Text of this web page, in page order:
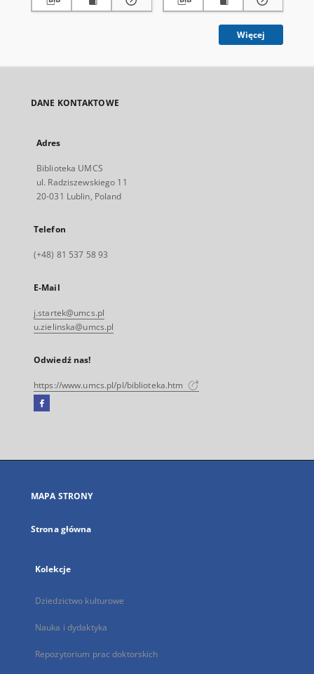
Więcej
DANE KONTAKTOWE
Adres
Biblioteka UMCS
ul. Radziszewskiego 11
20-031 Lublin, Poland
Telefon
(+48) 81 537 58 93
E-Mail
j.startek@umcs.pl
u.zielinska@umcs.pl
Odwiedź nas!
https://www.umcs.pl/pl/biblioteka.htm
Facebook
się
karcie
MAPA STRONY
Strona główna
Kolekcje
Dziedzictwo kulturowe
Nauka i dydaktyka
Repozytorium prac doktorskich